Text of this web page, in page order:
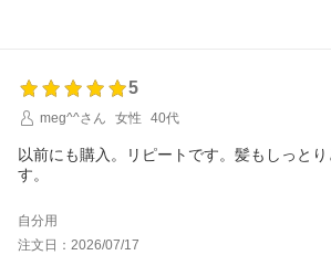
5
meg^^さん
女性 40代
以前にも購入。リピートです。髪もしっと
す。
自分用
注文日：2026/07/17